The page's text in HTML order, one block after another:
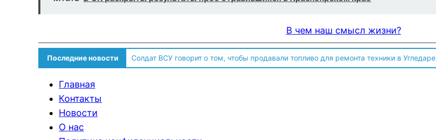
В чем наш смысл жизни?
Последние новости Солдат ВСУ говорит о том, чтобы продавали топливо для ремонта техники в Угледаре
Главная
Контакты
Новости
О нас